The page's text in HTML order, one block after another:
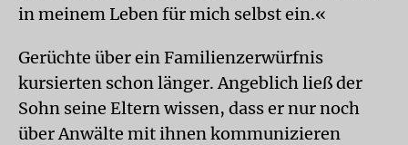
in meinem Leben für mich selbst ein.«
Gerüchte über ein Familienzerwürfnis
kursierten schon länger. Angeblich ließ der
Sohn seine Eltern wissen, dass er nur noch
über Anwälte mit ihnen kommunizieren